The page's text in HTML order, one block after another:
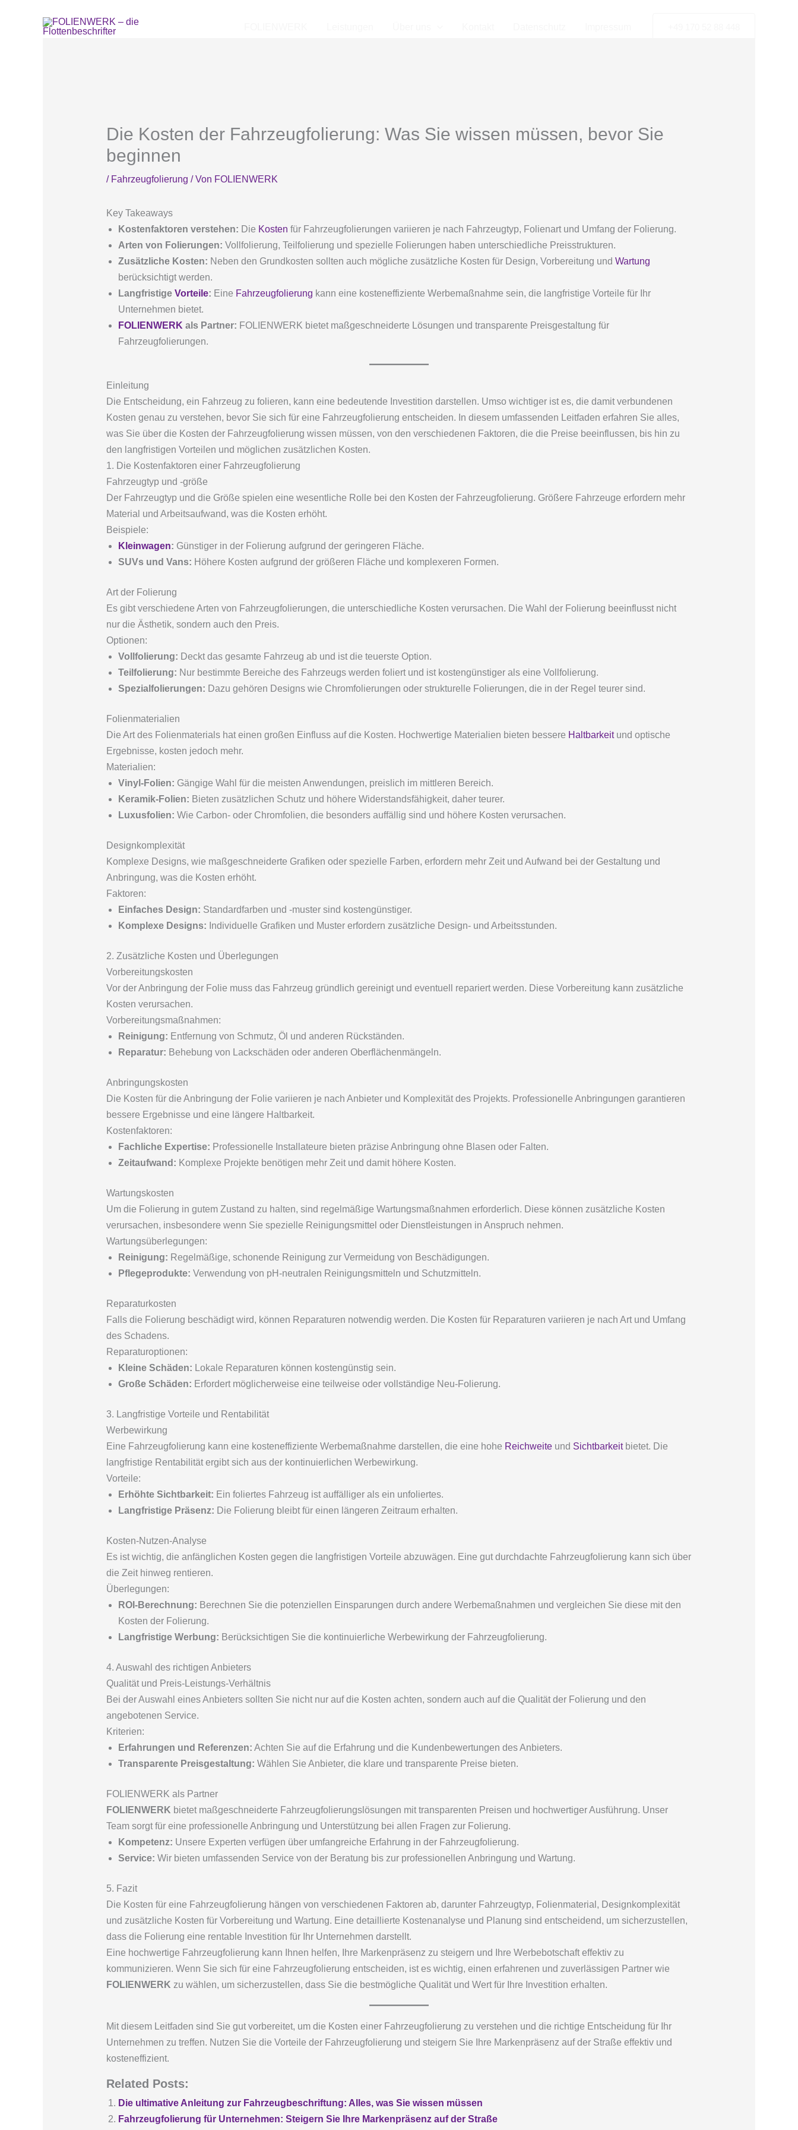
Die Kosten der Fahrzeugfolierung: Was Sie wissen müssen, bevor Sie
beginnen
/ Fahrzeugfolierung / Von FOLIENWERK
Key Takeaways
Kostenfaktoren verstehen: Die Kosten für Fahrzeugfolierungen variieren je nach Fahrzeugtyp, Folienart und Umfang der Folierung.
Arten von Folierungen: Vollfolierung, Teilfolierung und spezielle Folierungen haben unterschiedliche Preisstrukturen.
Zusätzliche Kosten: Neben den Grundkosten sollten auch mögliche zusätzliche Kosten für Design, Vorbereitung und Wartung
berücksichtigt werden.
Langfristige Vorteile: Eine Fahrzeugfolierung kann eine kosteneffiziente Werbemaßnahme sein, die langfristige Vorteile für Ihr
Unternehmen bietet.
FOLIENWERKals Partner: FOLIENWERK bietet maßgeschneiderte Lösungen und transparente Preisgestaltung für
Fahrzeugfolierungen.
Einleitung
Die Entscheidung, ein Fahrzeug zu folieren, kann eine bedeutende Investition darstellen. Umso wichtiger ist es, die damit verbundenen
Kosten genau zu verstehen, bevor Sie sich für eine Fahrzeugfolierung entscheiden. In diesem umfassenden Leitfaden erfahren Sie alles,
was Sie über die Kosten der Fahrzeugfolierung wissen müssen, von den verschiedenen Faktoren, die die Preise beeinflussen, bis hin zu
den langfristigen Vorteilen und möglichen zusätzlichen Kosten.
1. Die Kostenfaktoren einer Fahrzeugfolierung
Fahrzeugtyp und -größe
Der Fahrzeugtyp und die Größe spielen eine wesentliche Rolle bei den Kosten der Fahrzeugfolierung. Größere Fahrzeuge erfordern mehr
Material und Arbeitsaufwand, was die Kosten erhöht.
Beispiele:
Kleinwagen: Günstiger in der Folierung aufgrund der geringeren Fläche.
SUVs und Vans: Höhere Kosten aufgrund der größeren Fläche und komplexeren Formen.
Art der Folierung
Es gibt verschiedene Arten von Fahrzeugfolierungen, die unterschiedliche Kosten verursachen. Die Wahl der Folierung beeinflusst nicht
nur die Ästhetik, sondern auch den Preis.
Optionen:
Vollfolierung: Deckt das gesamte Fahrzeug ab und ist die teuerste Option.
Teilfolierung: Nur bestimmte Bereiche des Fahrzeugs werden foliert und ist kostengünstiger als eine Vollfolierung.
Spezialfolierungen: Dazu gehören Designs wie Chromfolierungen oder strukturelle Folierungen, die in der Regel teurer sind.
Folienmaterialien
Die Art des Folienmaterials hat einen großen Einfluss auf die Kosten. Hochwertige Materialien bieten bessere Haltbarkeitund optische
Ergebnisse, kosten jedoch mehr.
Materialien:
Vinyl-Folien: Gängige Wahl für die meisten Anwendungen, preislich im mittleren Bereich.
Keramik-Folien: Bieten zusätzlichen Schutz und höhere Widerstandsfähigkeit, daher teurer.
Luxusfolien: Wie Carbon- oder Chromfolien, die besonders auffällig sind und höhere Kosten verursachen.
Designkomplexität
Komplexe Designs, wie maßgeschneiderte Grafiken oder spezielle Farben, erfordern mehr Zeit und Aufwand bei der Gestaltung und
Anbringung, was die Kosten erhöht.
Faktoren:
Einfaches Design: Standardfarben und -muster sind kostengünstiger.
Komplexe Designs: Individuelle Grafiken und Muster erfordern zusätzliche Design- und Arbeitsstunden.
2. Zusätzliche Kosten und Überlegungen
Vorbereitungskosten
Vor der Anbringung der Folie muss das Fahrzeug gründlich gereinigt und eventuell repariert werden. Diese Vorbereitung kann zusätzliche
Kosten verursachen.
Vorbereitungsmaßnahmen:
Reinigung: Entfernung von Schmutz, Öl und anderen Rückständen.
Reparatur: Behebung von Lackschäden oder anderen Oberflächenmängeln.
Anbringungskosten
Die Kosten für die Anbringung der Folie variieren je nach Anbieter und Komplexität des Projekts. Professionelle Anbringungen garantieren
bessere Ergebnisse und eine längere Haltbarkeit.
Kostenfaktoren:
Fachliche Expertise: Professionelle Installateure bieten präzise Anbringung ohne Blasen oder Falten.
Zeitaufwand: Komplexe Projekte benötigen mehr Zeit und damit höhere Kosten.
Wartungskosten
Um die Folierung in gutem Zustand zu halten, sind regelmäßige Wartungsmaßnahmen erforderlich. Diese können zusätzliche Kosten
verursachen, insbesondere wenn Sie spezielle Reinigungsmittel oder Dienstleistungen in Anspruch nehmen.
Wartungsüberlegungen:
Reinigung: Regelmäßige, schonende Reinigung zur Vermeidung von Beschädigungen.
Pflegeprodukte: Verwendung von pH-neutralen Reinigungsmitteln und Schutzmitteln.
Reparaturkosten
Falls die Folierung beschädigt wird, können Reparaturen notwendig werden. Die Kosten für Reparaturen variieren je nach Art und Umfang
des Schadens.
Reparaturoptionen:
Kleine Schäden: Lokale Reparaturen können kostengünstig sein.
Große Schäden: Erfordert möglicherweise eine teilweise oder vollständige Neu-Folierung.
3. Langfristige Vorteile und Rentabilität
Werbewirkung
Eine Fahrzeugfolierung kann eine kosteneffiziente Werbemaßnahme darstellen, die eine hohe Reichweiteund Sichtbarkeitbietet. Die
langfristige Rentabilität ergibt sich aus der kontinuierlichen Werbewirkung.
Vorteile:
Erhöhte Sichtbarkeit: Ein foliertes Fahrzeug ist auffälliger als ein unfoliertes.
Langfristige Präsenz: Die Folierung bleibt für einen längeren Zeitraum erhalten.
Kosten-Nutzen-Analyse
Es ist wichtig, die anfänglichen Kosten gegen die langfristigen Vorteile abzuwägen. Eine gut durchdachte Fahrzeugfolierung kann sich über
die Zeit hinweg rentieren.
Überlegungen:
ROI-Berechnung: Berechnen Sie die potenziellen Einsparungen durch andere Werbemaßnahmen und vergleichen Sie diese mit den
Kosten der Folierung.
Langfristige Werbung: Berücksichtigen Sie die kontinuierliche Werbewirkung der Fahrzeugfolierung.
4. Auswahl des richtigen Anbieters
Qualität und Preis-Leistungs-Verhältnis
Bei der Auswahl eines Anbieters sollten Sie nicht nur auf die Kosten achten, sondern auch auf die Qualität der Folierung und den
angebotenen Service.
Kriterien:
Erfahrungen und Referenzen: Achten Sie auf die Erfahrung und die Kundenbewertungen des Anbieters.
Transparente Preisgestaltung: Wählen Sie Anbieter, die klare und transparente Preise bieten.
FOLIENWERK als Partner
FOLIENWERK bietet maßgeschneiderte Fahrzeugfolierungslösungen mit transparenten Preisen und hochwertiger Ausführung. Unser
Team sorgt für eine professionelle Anbringung und Unterstützung bei allen Fragen zur Folierung.
Kompetenz: Unsere Experten verfügen über umfangreiche Erfahrung in der Fahrzeugfolierung.
Service: Wir bieten umfassenden Service von der Beratung bis zur professionellen Anbringung und Wartung.
5. Fazit
Die Kosten für eine Fahrzeugfolierung hängen von verschiedenen Faktoren ab, darunter Fahrzeugtyp, Folienmaterial, Designkomplexität
und zusätzliche Kosten für Vorbereitung und Wartung. Eine detaillierte Kostenanalyse und Planung sind entscheidend, um sicherzustellen,
dass die Folierung eine rentable Investition für Ihr Unternehmen darstellt.
Eine hochwertige Fahrzeugfolierung kann Ihnen helfen, Ihre Markenpräsenz zu steigern und Ihre Werbebotschaft effektiv zu
kommunizieren. Wenn Sie sich für eine Fahrzeugfolierung entscheiden, ist es wichtig, einen erfahrenen und zuverlässigen Partner wie
FOLIENWERK zu wählen, um sicherzustellen, dass Sie die bestmögliche Qualität und Wert für Ihre Investition erhalten.
Mit diesem Leitfaden sind Sie gut vorbereitet, um die Kosten einer Fahrzeugfolierung zu verstehen und die richtige Entscheidung für Ihr
Unternehmen zu treffen. Nutzen Sie die Vorteile der Fahrzeugfolierung und steigern Sie Ihre Markenpräsenz auf der Straße effektiv und
kosteneffizient.
Related Posts:
Die ultimative Anleitung zur Fahrzeugbeschriftung: Alles, was Sie wissen müssen
Fahrzeugfolierung für Unternehmen: Steigern Sie Ihre Markenpräsenz auf der Straße